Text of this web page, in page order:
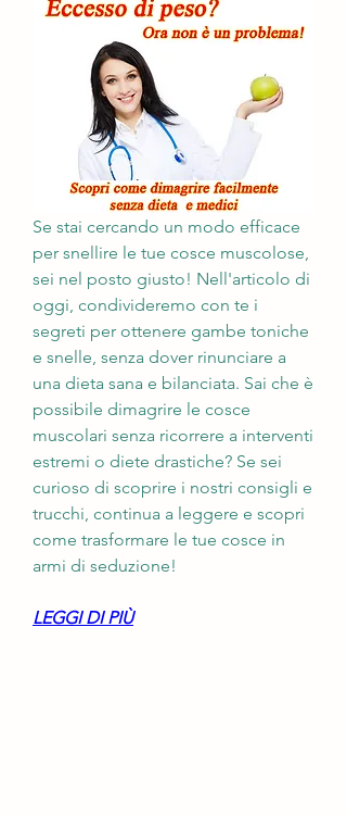
Se stai cercando un modo efficace
per snellire le tue cosce muscolose,
sei nel posto giusto! Nell'articolo di
oggi, condivideremo con te i
segreti per ottenere gambe toniche
e snelle, senza dover rinunciare a
una dieta sana e bilanciata. Sai che è
possibile dimagrire le cosce
muscolari senza ricorrere a interventi
estremi o diete drastiche? Se sei
curioso di scoprire i nostri consigli e
trucchi, continua a leggere e scopri
come trasformare le tue cosce in
armi di seduzione!
LEGGI DI PIÙ